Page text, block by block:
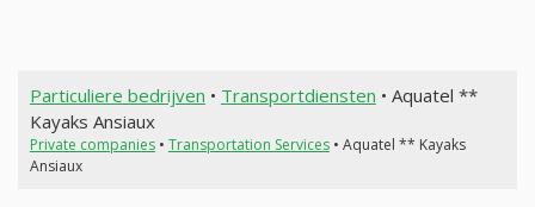
Particuliere bedrijven • Transportdiensten • Aquatel **
Kayaks Ansiaux
Private companies• Transportation Services• Aquatel ** Kayaks
Ansiaux